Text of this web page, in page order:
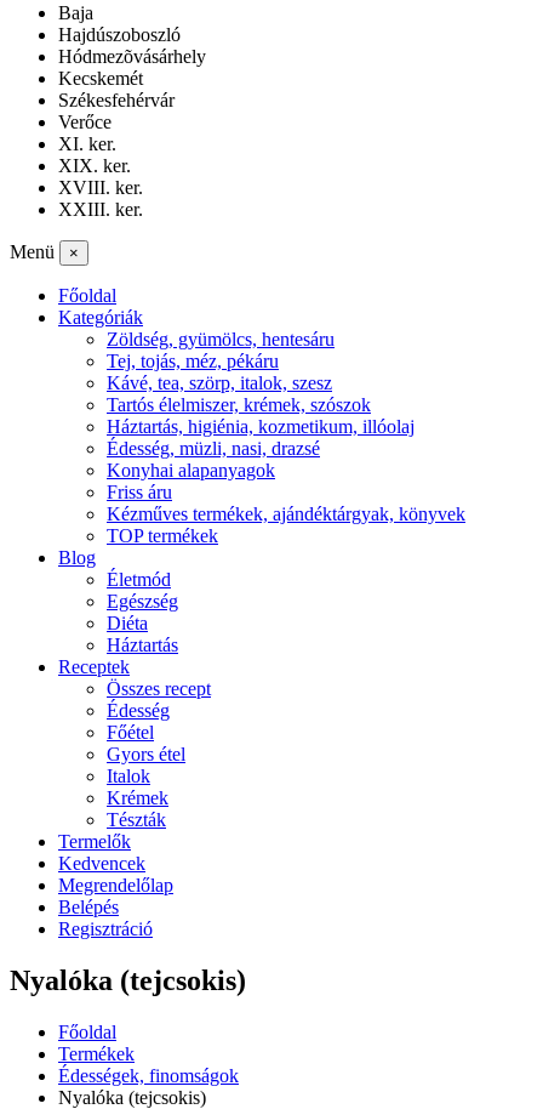
Baja
Hajdúszoboszló
Hódmezõvásárhely
Kecskemét
Székesfehérvár
Verőce
XI. ker.
XIX. ker.
XVIII. ker.
XXIII. ker.
Menü ×
Főoldal
Kategóriák
Zöldség, gyümölcs, hentesáru
Tej, tojás, méz, pékáru
Kávé, tea, szörp, italok, szesz
Tartós élelmiszer, krémek, szószok
Háztartás, higiénia, kozmetikum, illóolaj
Édesség, müzli, nasi, drazsé
Konyhai alapanyagok
Friss áru
Kézműves termékek, ajándéktárgyak, könyvek
TOP termékek
Blog
Életmód
Egészség
Diéta
Háztartás
Receptek
Összes recept
Édesség
Főétel
Gyors étel
Italok
Krémek
Tészták
Termelők
Kedvencek
Megrendelőlap
Belépés
Regisztráció
Nyalóka (tejcsokis)
Főoldal
Termékek
Édességek, finomságok
Nyalóka (tejcsokis)